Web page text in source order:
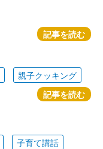
記事を読む
親子クッキング
記事を読む
子育て講話